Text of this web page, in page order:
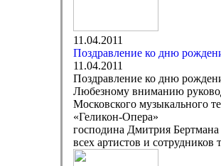
11.04.2011
Поздравление ко дню
11.04.2011
Поздравление ко дню
Любезному вниманию
Московского музыкального
«Геликон-Опера»
господина Дмитрия Бертмана
всех артистов и сотрудников